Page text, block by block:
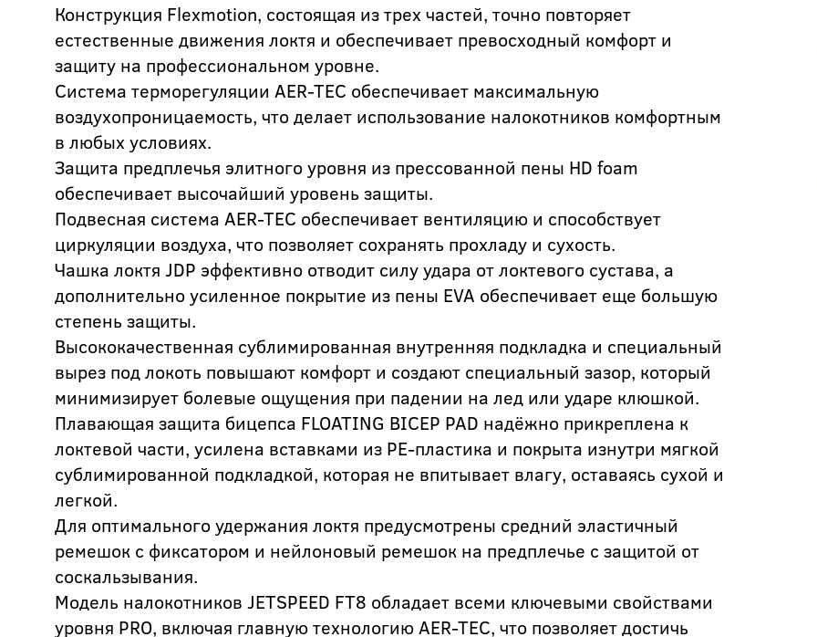
Конструкция Flexmotion, состоящая из трех частей, точно повторяет
естественные движения локтя и обеспечивает превосходный комфорт и
защиту на профессиональном уровне.
Система терморегуляции AER-TEC обеспечивает максимальную
воздухопроницаемость, что делает использование налокотников комфортным
в любых условиях.
Защита предплечья элитного уровня из прессованной пены HD foam
обеспечивает высочайший уровень защиты.
Подвесная система AER-TEC обеспечивает вентиляцию и способствует
циркуляции воздуха, что позволяет сохранять прохладу и сухость.
Чашка локтя JDP эффективно отводит силу удара от локтевого сустава, а
дополнительно усиленное покрытие из пены EVA обеспечивает еще большую
степень защиты.
Высококачественная сублимированная внутренняя подкладка и специальный
вырез под локоть повышают комфорт и создают специальный зазор, который
минимизирует болевые ощущения при падении на лед или ударе клюшкой.
Плавающая защита бицепса FLOATING BICEP PAD надёжно прикреплена к
локтевой части, усилена вставками из PE-пластика и покрыта изнутри мягкой
сублимированной подкладкой, которая не впитывает влагу, оставаясь сухой и
легкой.
Для оптимального удержания локтя предусмотрены средний эластичный
ремешок с фиксатором и нейлоновый ремешок на предплечье с защитой от
соскальзывания.
Модель налокотников JETSPEED FT8 обладает всеми ключевыми свойствами
уровня PRO, включая главную технологию AER-TEC, что позволяет достичь